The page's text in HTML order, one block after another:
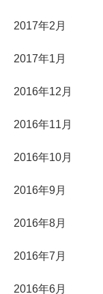
2017年2月
2017年1月
2016年12月
2016年11月
2016年10月
2016年9月
2016年8月
2016年7月
2016年6月